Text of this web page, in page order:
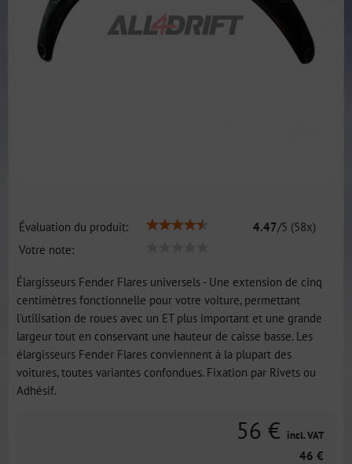
Évaluation du produit: 4.47/5 (58x)
Votre note:
Élargisseurs Fender Flares universels - Une extension de cinq
centimètres fonctionnelle pour votre voiture, permettant
l'utilisation de roues avec un ET plus important et une grande
largeur tout en conservant une hauteur de caisse basse. Les
élargisseurs Fender Flares conviennent à la plupart des
voitures, toutes variantes confondues. Fixation par Rivets ou
Adhésif.
56 € incl. VAT
46 €